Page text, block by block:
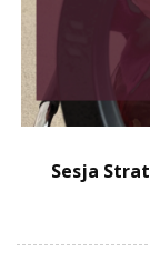
Sesja